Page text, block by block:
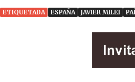
ETIQUETADA ESPAÑA JAVIER MILEI